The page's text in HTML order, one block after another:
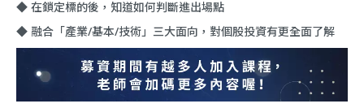
◆ 在鎖定標的後，知道如何判斷進出場點
◆ 融合「產業/基本/技術」三大面向，對個股投資有更全面了解